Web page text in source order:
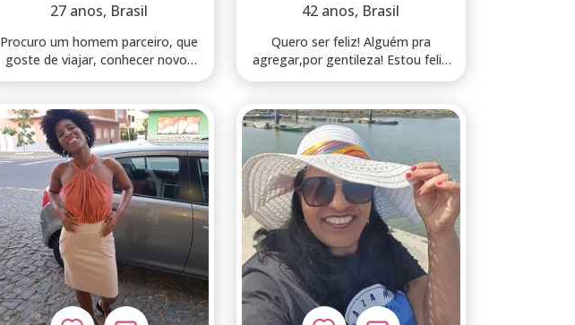
27 anos, Brasil
Procuro um homem parceiro, que
goste de viajar, conhecer novos
42 anos, Brasil
Quero ser feliz! Alguém pra
agregar,por gentileza! Estou feliz